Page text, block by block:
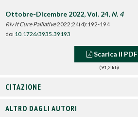
Ottobre-Dicembre 2022, Vol. 24, N. 4
Riv It Cure Palliative2022;24(4):192-194
doi 10.1726/3935.39193
Scarica il PDF
(91,2 kb)
CITAZIONE
ALTRO DAGLI AUTORI